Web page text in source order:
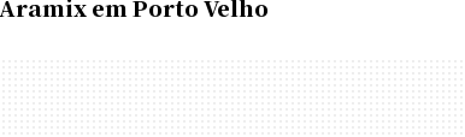
Aramix em Porto Velho